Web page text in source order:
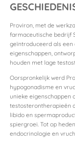
Proviron, met de
farmaceutische bedrijf
geïntroduceerd als een
eigenschappen,
houden met lage
Oorspronkelijk werd
hypogonadisme en
unieke eigenschappen
testosterontherapieën
libido en
spiergroei. Tot op
endocrinologie en